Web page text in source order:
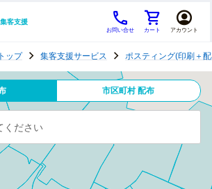
集客支援
お問い合せ カート アカウント
ップ 集客支援サービス ポスティング(印刷＋
市区町村 配布
ください